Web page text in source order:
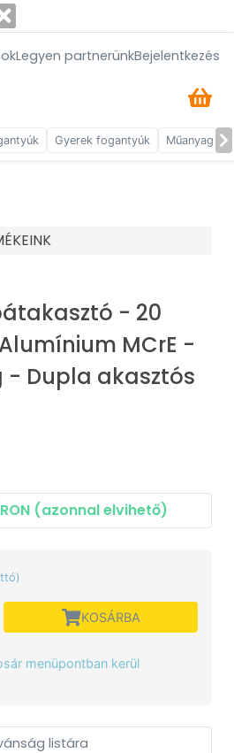
Legyen partnerünkBejelentkezés
Gyerek fogantyúk Műanyag
- 20
Alumínium MCrE -
- Dupla akasztós
(azonnal elvihető)
KOSÁRBA
menüpontban kerül
listára